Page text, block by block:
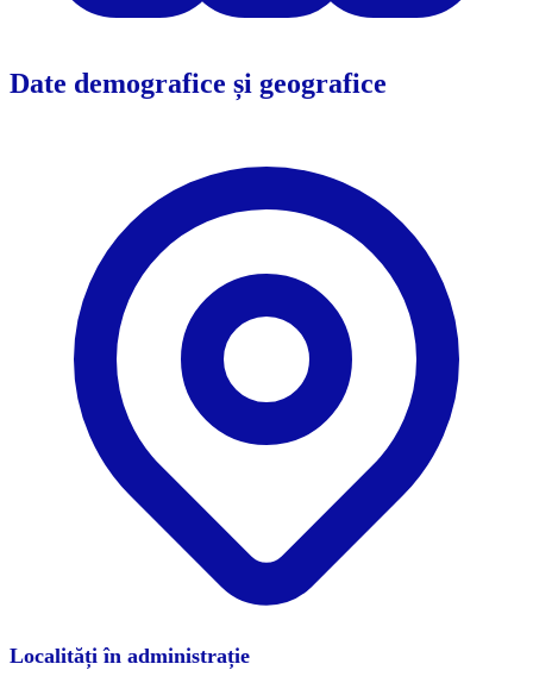
Date demografice și geografice
Localități în administrație